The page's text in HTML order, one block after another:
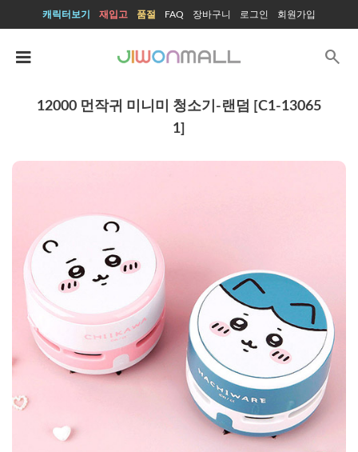
캐릭터보기 재입고 품절 FAQ 장바구니 로그인 회원가입
search
12000 먼작귀 미니미 청소기-랜덤 [C1-13065
1]